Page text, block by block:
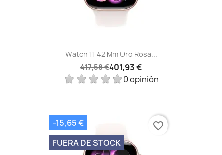
Watch 11 42 Mm Oro Rosa...
417,58 €401,93 €
0 opinión
-15,65 €
FUERA DE STOCK
favorite_border